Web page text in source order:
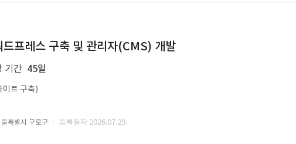
프레스 구축 및 관리자(CMS) 개발
기간 45일
이트 구축)
특별시 구로구 · 등록일자 2026.07.29.